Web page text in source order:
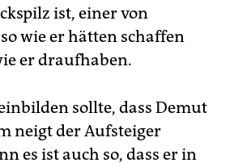
ist, einer von
wie er hätten schaffen
er draufhaben.
sollte, dass Demut
neigt der Aufsteiger
es ist auch so, dass er in